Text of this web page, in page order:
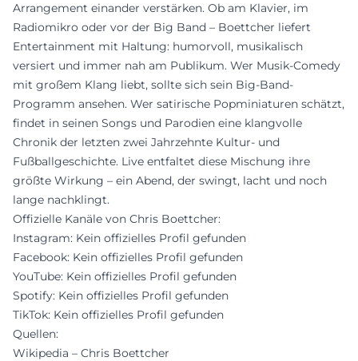
Arrangement einander verstärken. Ob am Klavier, im
Radiomikro oder vor der Big Band – Boettcher liefert
Entertainment mit Haltung: humorvoll, musikalisch
versiert und immer nah am Publikum. Wer Musik-Comedy
mit großem Klang liebt, sollte sich sein Big-Band-
Programm ansehen. Wer satirische Popminiaturen schätzt,
findet in seinen Songs und Parodien eine klangvolle
Chronik der letzten zwei Jahrzehnte Kultur- und
Fußballgeschichte. Live entfaltet diese Mischung ihre
größte Wirkung – ein Abend, der swingt, lacht und noch
lange nachklingt.
Offizielle Kanäle von Chris Boettcher:
Instagram: Kein offizielles Profil gefunden
Facebook: Kein offizielles Profil gefunden
YouTube: Kein offizielles Profil gefunden
Spotify: Kein offizielles Profil gefunden
TikTok: Kein offizielles Profil gefunden
Quellen:
Wikipedia – Chris Boettcher